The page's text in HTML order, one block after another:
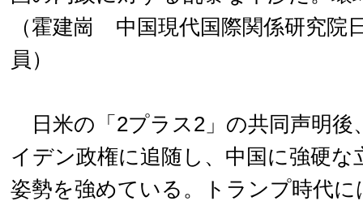
（霍建崗 中国現代国際関係研究院
員）
日米の「2プラス2」の共同声明後
イデン政権に追随し、中国に強硬な
姿勢を強めている。トランプ時代に